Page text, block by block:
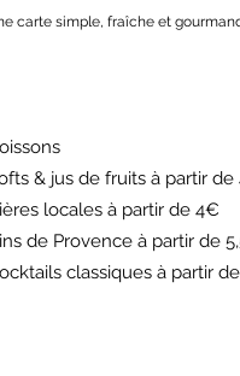
carte simple, fraîche et
& jus de fruits à partir de
locales à partir de 4€
de Provence à partir de
classiques à partir